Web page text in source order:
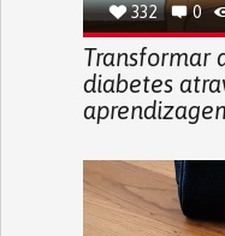
332 0
Transformar
diabetes